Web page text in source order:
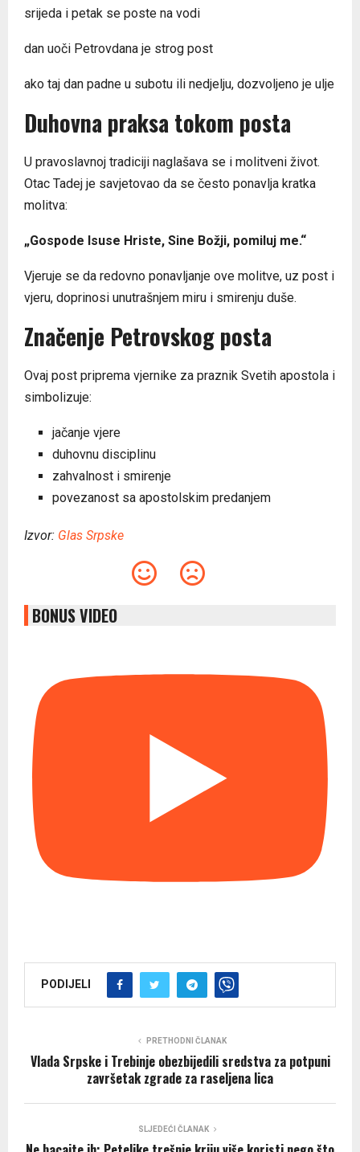
srijeda i petak se poste na vodi
dan uoči Petrovdana je strog post
ako taj dan padne u subotu ili nedjelju, dozvoljeno je ulje
Duhovna praksa tokom posta
U pravoslavnoj tradiciji naglašava se i molitveni život.
Otac Tadej je savjetovao da se često ponavlja kratka
molitva:
„Gospode Isuse Hriste, Sine Božji, pomiluj me.“
Vjeruje se da redovno ponavljanje ove molitve, uz post i
vjeru, doprinosi unutrašnjem miru i smirenju duše.
Značenje Petrovskog posta
Ovaj post priprema vjernike za praznik Svetih apostola i
simbolizuje:
jačanje vjere
duhovnu disciplinu
zahvalnost i smirenje
povezanost sa apostolskim predanjem
Izvor: Glas Srpske
BONUS VIDEO
PODIJELI
PRETHODNI ČLANAK
Vlada Srpske i Trebinje obezbijedili sredstva za potpuni
završetak zgrade za raseljena lica
SLJEDEĆI ČLANAK